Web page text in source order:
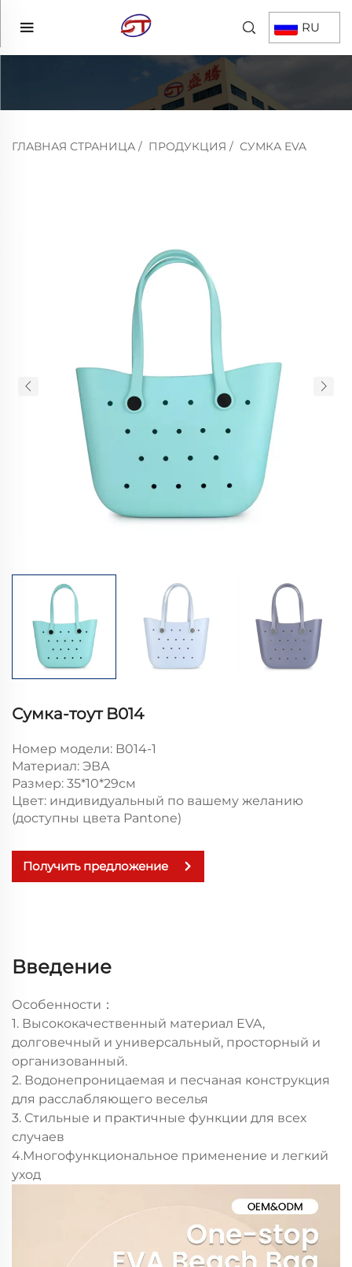
RU
ГЛАВНАЯ СТРАНИЦА / ПРОДУКЦИЯ / СУМКА EVA
Сумка-тоут B014
Номер модели: B014-1
Материал: ЭВА
Размер: 35*10*29см
Цвет: индивидуальный по вашему желанию
(доступны цвета Pantone)
Получить предложение
Введение
Особенности：
1. Высококачественный материал EVA,
долговечный и универсальный, просторный и
организованный.
2. Водонепроницаемая и песчаная конструкция
для расслабляющего веселья
3. Стильные и практичные функции для всех
случаев
4.Многофункциональное применение и легкий
уход